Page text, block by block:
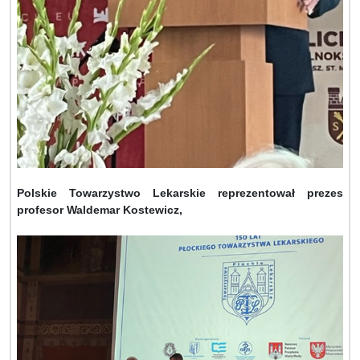
Polskie Towarzystwo Lekarskie reprezentował prezes
profesor Waldemar Kostewicz,